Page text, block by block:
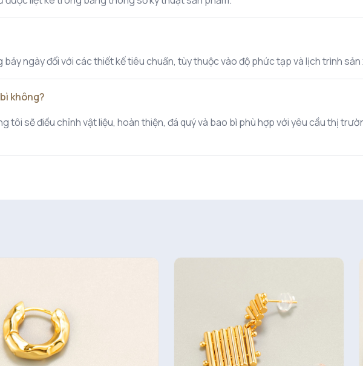
ngày đối với các thiết kế tiêu chuẩn, tùy thuộc vào độ phức tạp và lịch trình sản
không?
tôi sẽ điều chỉnh vật liệu, hoàn thiện, đá quý và bao bì phù hợp với yêu cầu thị